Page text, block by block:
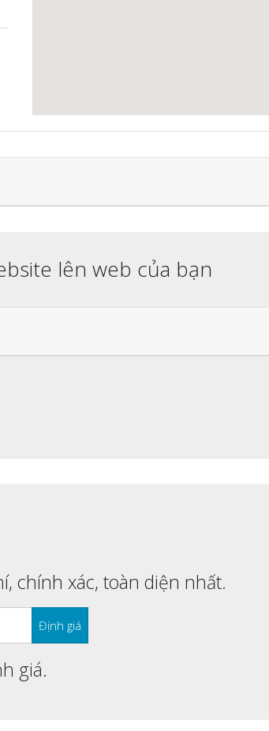
lên web của bạn
chính xác, toàn diện nhất.
giá.